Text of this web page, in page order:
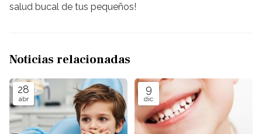
salud bucal de tus pequeños!
Noticias relacionadas
28
abr
9
dic